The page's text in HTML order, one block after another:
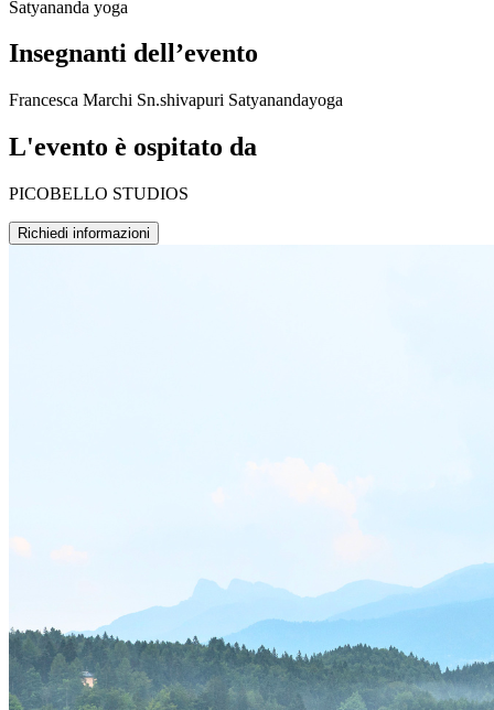
Satyananda yoga
Insegnanti dell’evento
Francesca Marchi Sn.shivapuri Satyanandayoga
L'evento è ospitato da
PICOBELLO STUDIOS
Richiedi informazioni